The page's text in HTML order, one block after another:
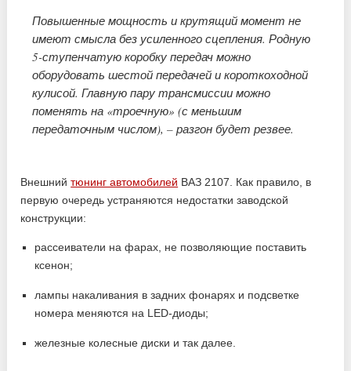
Повышенные мощность и крутящий момент не
имеют смысла без усиленного сцепления. Родную
5-ступенчатую коробку передач можно
оборудовать шестой передачей и короткоходной
кулисой. Главную пару трансмиссии можно
поменять на «троечную» (с меньшим
передаточным числом), – разгон будет резвее.
Внешнийтюнинг автомобилей ВАЗ 2107. Как правило, в
первую очередь устраняются недостатки заводской
конструкции:
рассеиватели на фарах, не позволяющие поставить
ксенон;
лампы накаливания в задних фонарях и подсветке
номера меняются на LED-диоды;
железные колесные диски и так далее.